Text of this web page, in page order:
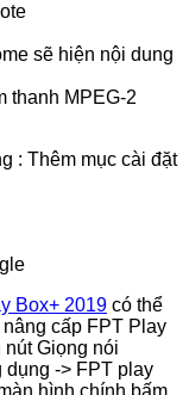
sẽ hiện nội dung
thanh MPEG-2
: Thêm mục cài đặt
Box+ 2019 có thể
cấp FPT Play
Giọng nói
dụng -> FPT play